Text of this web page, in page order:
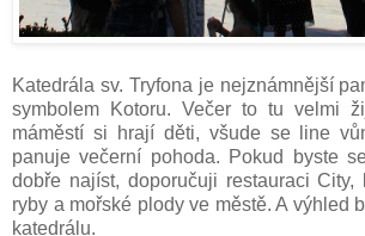
Katedrála sv. Tryfona je nejznámnější
symbolem Kotoru. Večer to tu velmi
máměstí si hrají děti, všude se line
panuje večerní pohoda. Pokud byste
dobře najíst, doporučuji restauraci
ryby a mořské plody ve městě. A výhled
katedrálu.